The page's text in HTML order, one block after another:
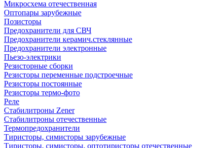
Микросхема отечественная
Оптопары зарубежные
Позисторы
Предохранители для СВЧ
Предохранители керамич.стеклянные
Предохранители электронные
Пьезо-электрики
Резисторные сборки
Резисторы переменные подстроечные
Резисторы постоянные
Резисторы термо-фото
Реле
Стабилитроны Zener
Стабилитроны отечественные
Термопредохранители
Тиристоры, симисторы зарубежные
Тиристоры, симисторы, оптотиристоры отечественные